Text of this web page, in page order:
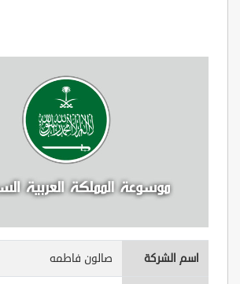
اسم الشركة صالون فاطمه